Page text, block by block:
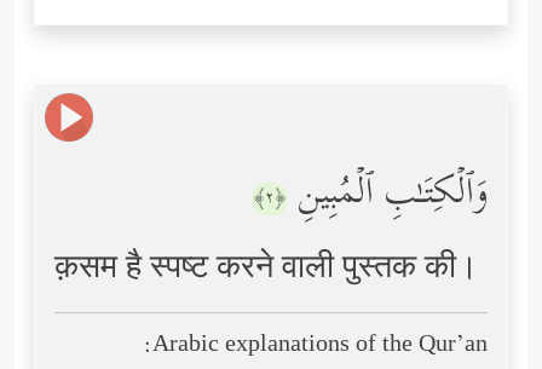
وَٱلۡكِتَـٰبِ ٱلۡمُبِینِ ﴿٢﴾
क़सम है स्पष्ट करने वाली पुस्तक की।
Arabic explanations of the Qur’an: